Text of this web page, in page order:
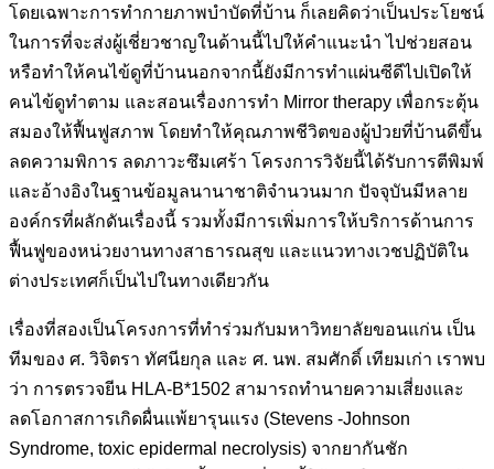
โดยเฉพาะการทำกายภาพบำบัดที่บ้าน ก็เลยคิดว่าเป็นประโยชน์
ในการที่จะส่งผู้เชี่ยวชาญในด้านนี้ไปให้คำแนะนำ ไปช่วยสอน
หรือทำให้คนไข้ดูที่บ้านนอกจากนี้ยังมีการทำแผ่นซีดีไปเปิดให้
คนไข้ดูทำตาม และสอนเรื่องการทำ Mirror therapy เพื่อกระตุ้น
สมองให้ฟื้นฟูสภาพ โดยทำให้คุณภาพชีวิตของผู้ป่วยที่บ้านดีขึ้น
ลดความพิการ ลดภาวะซึมเศร้า โครงการวิจัยนี้ได้รับการตีพิมพ์
และอ้างอิงในฐานข้อมูลนานาชาติจำนวนมาก ปัจจุบันมีหลาย
องค์กรที่ผลักดันเรื่องนี้ รวมทั้งมีการเพิ่มการให้บริการด้านการ
ฟื้นฟูของหน่วยงานทางสาธารณสุข และแนวทางเวชปฏิบัติใน
ต่างประเทศก็เป็นไปในทางเดียวกัน
เรื่องที่สองเป็นโครงการที่ทำร่วมกับมหาวิทยาลัยขอนแก่น เป็น
ทีมของ ศ. วิจิตรา ทัศนียกุล และ ศ. นพ. สมศักดิ์ เทียมเก่า เราพบ
ว่า การตรวจยีน HLA-B*1502 สามารถทำนายความเสี่ยงและ
ลดโอกาสการเกิดผื่นแพ้ยารุนแรง (Stevens -Johnson
Syndrome, toxic epidermal necrolysis) จากยากันชัก